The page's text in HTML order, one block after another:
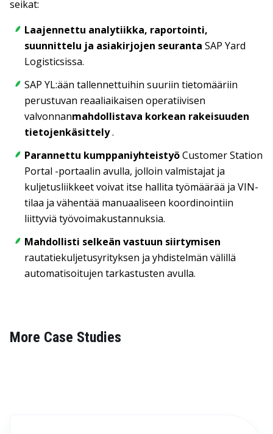
seikat:
Laajennettu analytiikka, raportointi,
suunnittelu ja asiakirjojen seuranta SAP Yard
Logisticsissa.
SAP YL:ään tallennettuihin suuriin tietomääriin
perustuvan reaaliaikaisen operatiivisen
valvonnanmahdollistava korkean rakeisuuden
tietojenkäsittely.
Parannettu kumppaniyhteistyöCustomer Station
Portal -portaalin avulla, jolloin valmistajat ja
kuljetusliikkeet voivat itse hallita työmäärää ja VIN-
tilaa ja vähentää manuaaliseen koordinointiin
liittyviä työvoimakustannuksia.
Mahdollisti selkeän vastuun siirtymisen
rautatiekuljetusyrityksen ja yhdistelmän välillä
automatisoitujen tarkastusten avulla.
More Case Studies